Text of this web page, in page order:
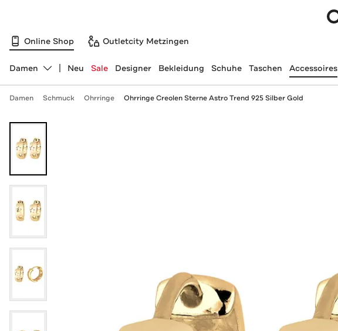
Online Shop Outletcity Metzingen
Abteilung ändern, ausgewählt:
Damen Neu Sale Designer Bekleidung Schuhe Taschen Accessoires
Damen Schmuck Ohrringe Ohrringe Creolen Sterne Astro Trend 925 Silber Gold